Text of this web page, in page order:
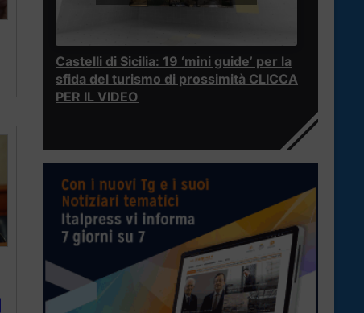
Castelli di Sicilia: 19 ‘mini guide’ per la
sfida del turismo di prossimità CLICCA
PER IL VIDEO